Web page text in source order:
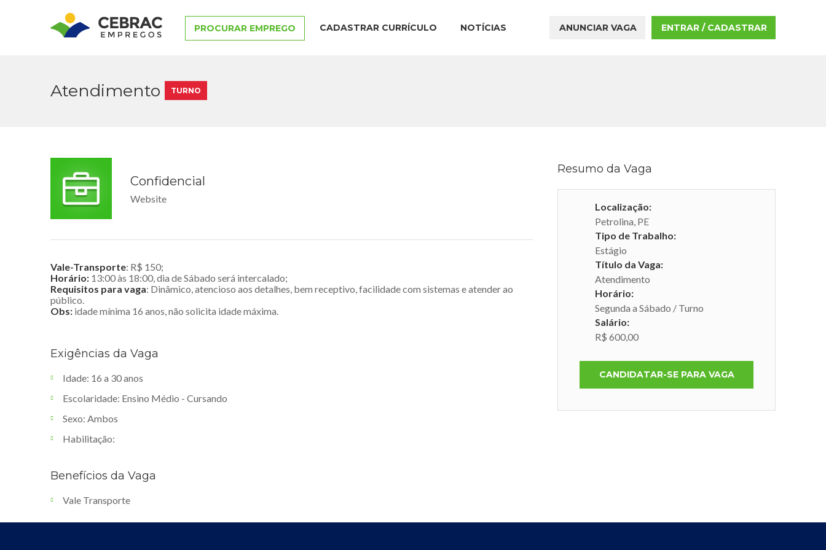
PROCURAR EMPREGO CADASTRAR CURRÍCULO NOTÍCIAS ANUNCIAR VAGA ENTRAR / CADASTRAR
Atendimento TURNO
Confidencial
Website
Vale-Transporte: R$ 150;
Horário: 13:00 às 18:00, dia de Sábado será intercalado;
Requisitos para vaga: Dinâmico, atencioso aos detalhes, bem receptivo, facilidade com sistemas e atender ao
público.
Obs: idade mínima 16 anos, não solicita idade máxima.
Exigências da Vaga
Idade: 16 a 30 anos
Escolaridade: Ensino Médio - Cursando
Sexo: Ambos
Habilitação:
Benefícios da Vaga
Vale Transporte
Resumo da Vaga
Localização:
Petrolina, PE
Tipo de Trabalho:
Estágio
Título da Vaga:
Atendimento
Horário:
Segunda a Sábado / Turno
Salário:
R$ 600,00
CANDIDATAR-SE PARA VAGA